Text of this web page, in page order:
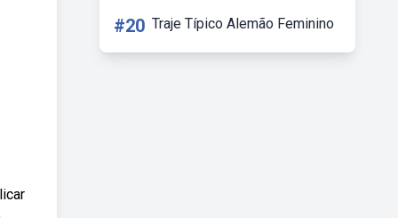
#20 Traje Típico Alemão Feminino